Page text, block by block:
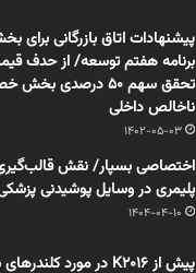
پیشنهادات اتاق بازرگانی
برنامه هفتم توسعه/ از حدف
تحقق سهم 50 درصدی
ناخالص داخلی
1402-05-03
اختصاصی بسپار/ نقش
پلیمری در وسایل پوشیدنی
1404-04-10